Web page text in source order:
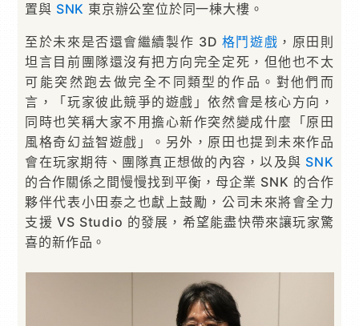
置與 SNK 東京辦公室位於同一棟大樓。
至於未來是否還會繼續製作 3D 格鬥遊戲 ，原田則
坦言目前團隊還沒有把方向完全定死，但他也不太
可能突然跑去做完全不同類型的作品。對他們而
言，「玩家彼此競爭的遊戲」依然會是核心方向，
同時也笑稱大家不用擔心新作突然變成什麼「原田
風格奇幻益智遊戲」。另外，原田也提到未來作品
會在玩家期待、團隊真正想做的內容，以及與 SNK
的合作關係之間慢慢找到平衡，母企業 SNK 的合作
夥伴代表小田泰之也獻上鼓勵，公司未來將會全力
支援 VS Studio 的發展，希望能盡快帶來讓玩家驚
喜的新作品。